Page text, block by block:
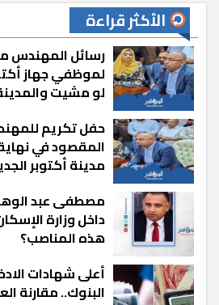
الأكثر قراءة
رسائل المهندس
لموظفي جهاز
لو مشيت
حفل تكريم
المقصود في
مدينة أكتوبر
مصطفى عبد
داخل وزارة
هذه المناصب؟
أعلى شهادات
البنوك.. مقارنة